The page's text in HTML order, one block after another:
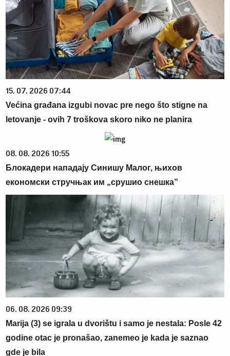
15. 07. 2026 07:44
Većina građana izgubi novac pre nego što stigne na
letovanje - ovih 7 troškova skoro niko ne planira
08. 08. 2026 10:55
Блокадери нападају Синишу Малог, њихов
економски стручњак им „срушио снешка”
06. 08. 2026 09:39
Marija (3) se igrala u dvorištu i samo je nestala: Posle 42
godine otac je pronašao, zanemeo je kada je saznao
gde je bila